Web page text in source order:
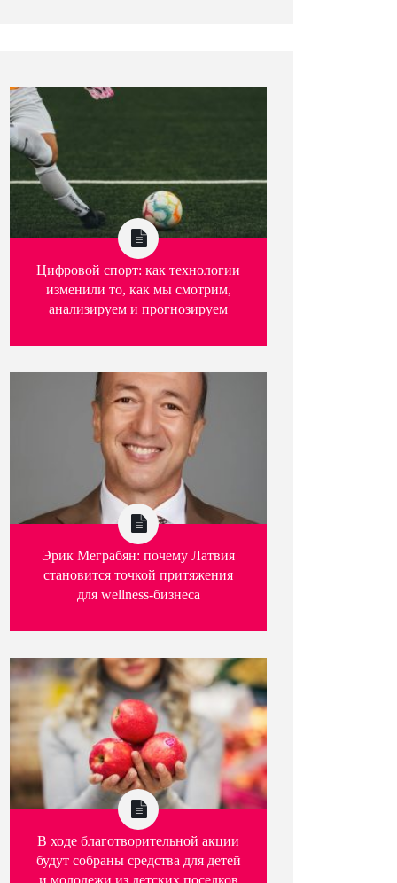
Цифровой спорт: как технологии
изменили то, как мы смотрим,
анализируем и прогнозируем
Эрик Меграбян: почему Латвия
становится точкой притяжения
для wellness-бизнеса
В ходе благотворительной акции
будут собраны средства для детей